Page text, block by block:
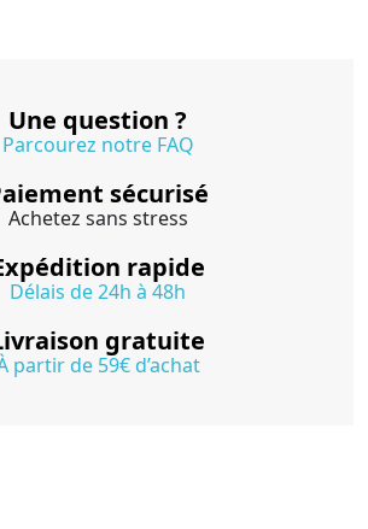
Une question ?
Parcourez notre FAQ
sécurisé
Achetez sans stress
rapide
Délais de 24h à 48h
gratuite
partir de 59€ d’achat